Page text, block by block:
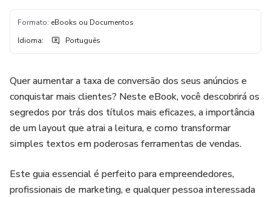
Formato: eBooks ou Documentos
Idioma: Português
Quer aumentar a taxa de conversão dos seus anúncios e
conquistar mais clientes? Neste eBook, você descobrirá os
segredos por trás dos títulos mais eficazes, a importância
de um layout que atrai a leitura, e como transformar
simples textos em poderosas ferramentas de vendas.
Este guia essencial é perfeito para empreendedores,
profissionais de marketing, e qualquer pessoa interessada